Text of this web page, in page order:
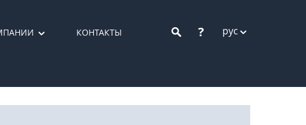
КОНТАКТЫ ? рус